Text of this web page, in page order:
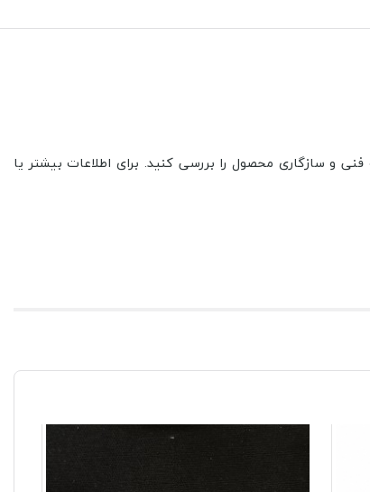
و سازگاری محصول را بررسی کنید. برای اطلاعات بیشتر یا